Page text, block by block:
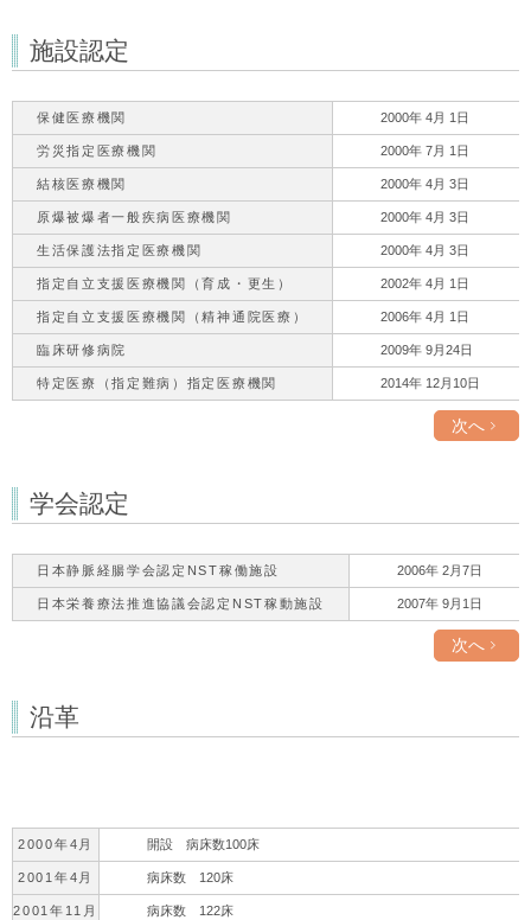
施設認定
保健医療機関 2000年 4月 1日
労災指定医療機関 2000年 7月 1日
結核医療機関 2000年 4月 3日
原爆被爆者一般疾病医療機関 2000年 4月 3日
生活保護法指定医療機関 2000年 4月 3日
指定自立支援医療機関（育成・更生） 2002年 4月 1日
指定自立支援医療機関（精神通院医療） 2006年 4月 1日
臨床研修病院 2009年 9月24日
特定医療（指定難病）指定医療機関 2014年 12月10日
次へ
学会認定
日本静脈経腸学会認定NST稼働施設 2006年 2月7日
日本栄養療法推進協議会認定NST稼動施設 2007年 9月1日
次へ
沿革
2000年4月 開設 病床数100床
2001年4月 病床数 120床
2001年11月 病床数 122床